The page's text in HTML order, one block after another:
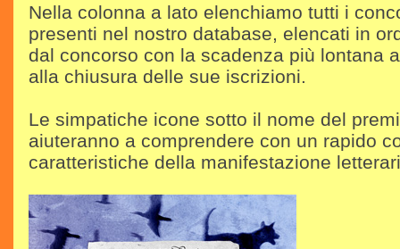
Nella colonna a lato elenchiamo tutti i
presenti nel nostro database, elencati in
dal concorso con la scadenza più lontana
alla chiusura delle sue iscrizioni.
Le simpatiche icone sotto il nome del
aiuteranno a comprendere con un rapido
caratteristiche della manifestazione